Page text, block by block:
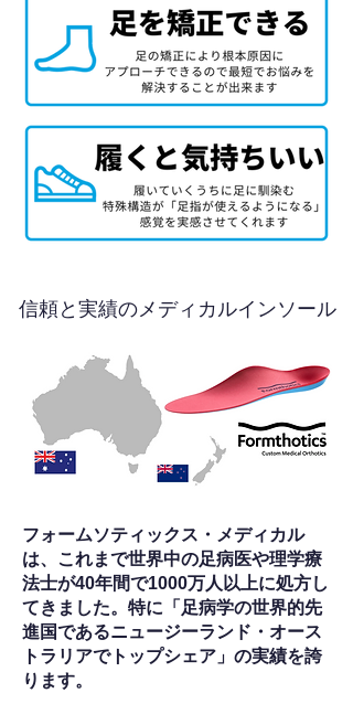
信頼と実績のメディカルインソール
フォームソティックス・メディカル
は、これまで世界中の足病医や理学療
法士が40年間で1000万人以上に処方し
てきました。特に「足病学の世界的先
進国であるニュージーランド・オース
トラリアでトップシェア」の実績を誇
ります。